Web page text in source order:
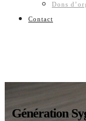
Dons
Contact
Génération